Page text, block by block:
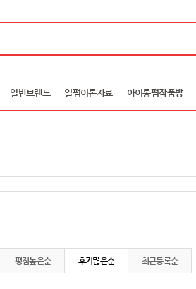
일반브랜드 열펌이론자료 아이롱펌작품방
평점높은순 후기많은순 최근등록순